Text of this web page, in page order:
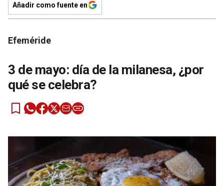
Añadir como fuente en
Efeméride
3 de mayo: día de la milanesa, ¿por
qué se celebra?